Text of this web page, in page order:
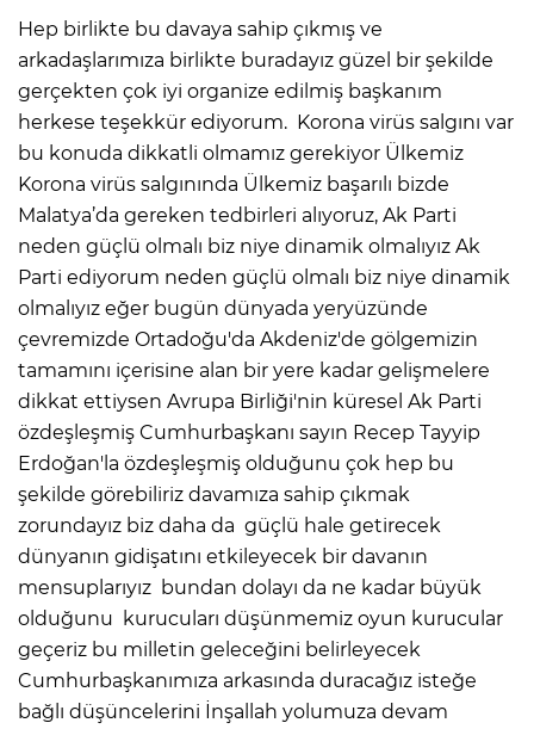
Hep birlikte bu davaya sahip çıkmış ve
arkadaşlarımıza birlikte buradayız güzel bir şekilde
gerçekten çok iyi organize edilmiş başkanım
herkese teşekkür ediyorum. Korona virüs salgını var
bu konuda dikkatli olmamız gerekiyor Ülkemiz
Korona virüs salgınında Ülkemiz başarılı bizde
Malatya’da gereken tedbirleri alıyoruz, Ak Parti
neden güçlü olmalı biz niye dinamik olmalıyız Ak
Parti ediyorum neden güçlü olmalı biz niye dinamik
olmalıyız eğer bugün dünyada yeryüzünde
çevremizde Ortadoğu'da Akdeniz'de gölgemizin
tamamını içerisine alan bir yere kadar gelişmelere
dikkat ettiysen Avrupa Birliği'nin küresel Ak Parti
özdeşleşmiş Cumhurbaşkanı sayın Recep Tayyip
Erdoğan'la özdeşleşmiş olduğunu çok hep bu
şekilde görebiliriz davamıza sahip çıkmak
zorundayız biz daha da güçlü hale getirecek
dünyanın gidişatını etkileyecek bir davanın
mensuplarıyız bundan dolayı da ne kadar büyük
olduğunu kurucuları düşünmemiz oyun kurucular
geçeriz bu milletin geleceğini belirleyecek
Cumhurbaşkanımıza arkasında duracağız isteğe
bağlı düşüncelerini İnşallah yolumuza devam